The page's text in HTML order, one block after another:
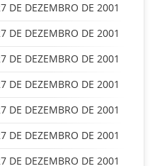
DE DEZEMBRO DE 2001
DE DEZEMBRO DE 2001
DE DEZEMBRO DE 2001
DE DEZEMBRO DE 2001
DE DEZEMBRO DE 2001
DE DEZEMBRO DE 2001
DE DEZEMBRO DE 2001